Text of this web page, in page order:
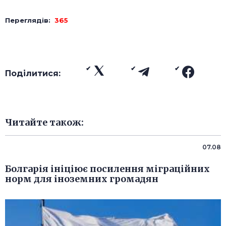
Переглядів: 365
Поділитися:
Читайте також:
07.08
Болгарія ініціює посилення міграційних
норм для іноземних громадян